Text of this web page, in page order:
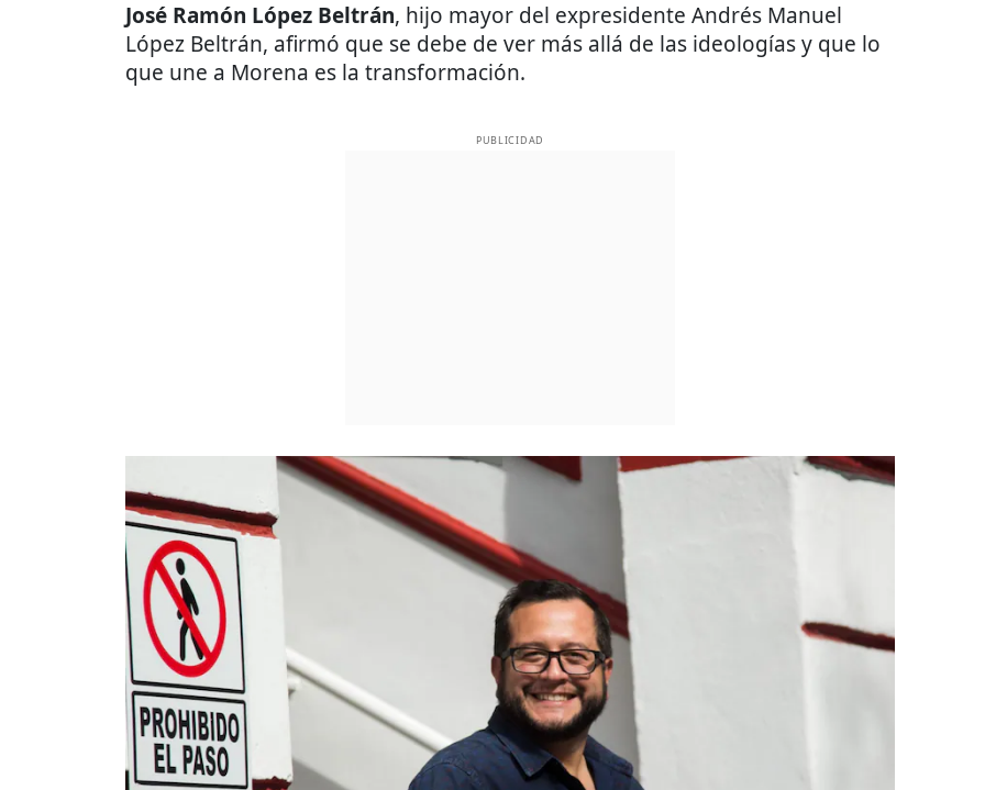
José Ramón López Beltrán, hijo mayor del expresidente Andrés Manuel
López Beltrán, afirmó que se debe de ver más allá de las ideologías y que lo
que une a Morena es la transformación.
PUBLICIDAD